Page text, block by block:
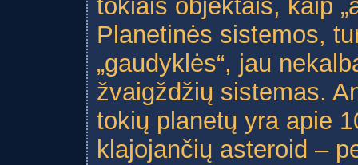
tokiais objektais, kaip
Planetinės sistemos,
„gaudyklės“, jau
žvaigždžių sistemas.
tokių planetų yra apie
klajojančių asteroid –